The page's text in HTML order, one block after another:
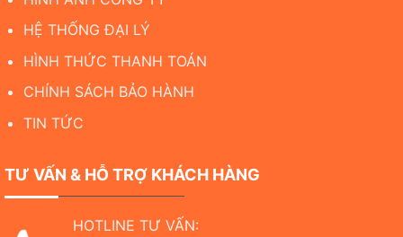
HỆ THỐNG ĐẠI LÝ
HÌNH THỨC THANH TOÁN
CHÍNH SÁCH BẢO HÀNH
TIN TỨC
TƯ VẤN & HỖ TRỢ KHÁCH HÀNG
HOTLINE TƯ VẤN: